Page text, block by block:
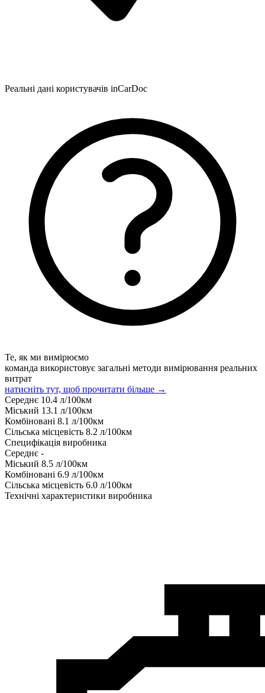
Реальні дані користувачів inCarDoc
Те, як ми вимірюємо
команда використовує загальні методи вимірювання реальних
витрат
натисніть тут, щоб прочитати більше →
Середнє 10.4 л/100км
Міський 13.1 л/100км
Комбіновані 8.1 л/100км
Сільська місцевість 8.2 л/100км
Специфікація виробника
Середнє -
Міський 8.5 л/100км
Комбіновані 6.9 л/100км
Сільська місцевість 6.0 л/100км
Технічні характеристики виробника